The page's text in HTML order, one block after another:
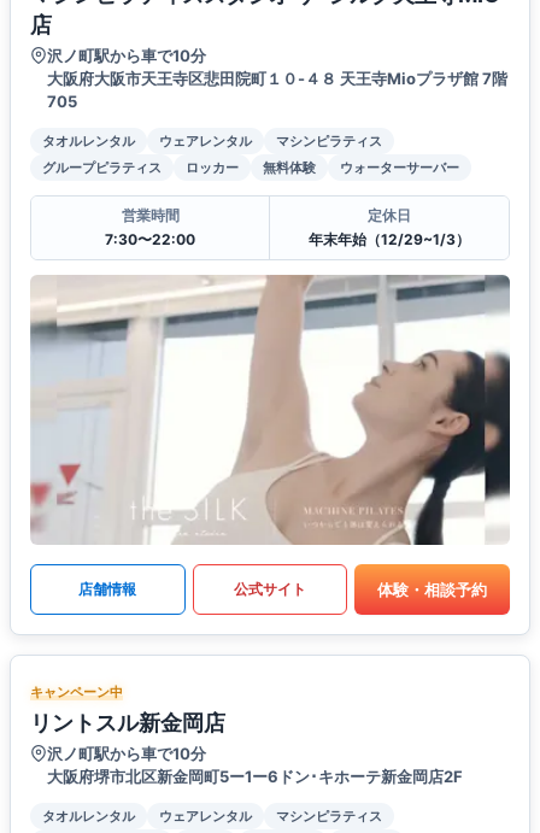
店
沢ノ町駅から車で10分
大阪府大阪市天王寺区悲田院町１０-４８ 天王寺Mioプラザ館 7階
705
タオルレンタル ウェアレンタル
マシンピラティス
グループピラティス
ロッカー 無料体験 ウォーターサーバー
営業時間
7:30〜22:00
定休日
年末年始（12/29~1/3）
店舗情報 公式サイト 体験・相談予約
キャンペーン中
リントスル新金岡店
沢ノ町駅から車で10分
大阪府堺市北区新金岡町5ー1ー6ドン･キホーテ新金岡店2F
タオルレンタル ウェアレンタル
マシンピラティス